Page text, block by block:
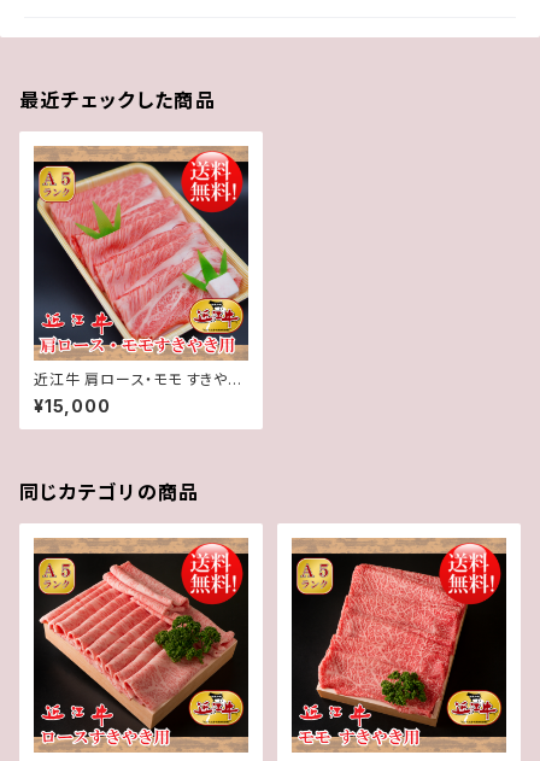
最近チェックした商品
近江牛 肩ロース・モモ すきやき
用（3～4人前）600g【 冷蔵 】 A
５ 「 認定 」近江牛☆すきやきの
わりした付き☆★ 送料無料 ★
¥15,000
同じカテゴリの商品